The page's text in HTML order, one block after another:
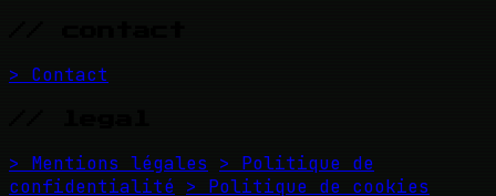
> Contact
> Mentions légales
> Politique de
confidentialité > Politique de cookies